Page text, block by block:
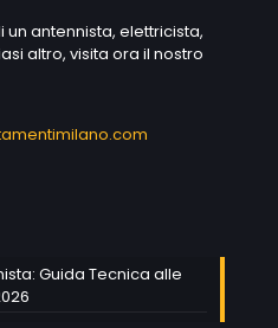
antennista, elettricista,
altro, visita ora il nostro
Guida Tecnica alle